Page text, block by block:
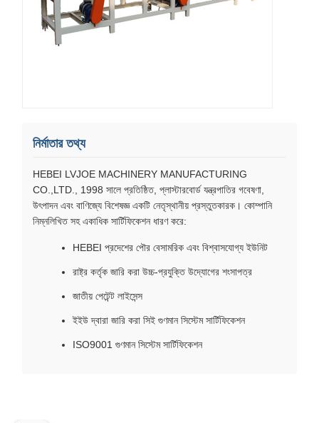
নির্মাতার তথ্য
HEBEI LVJOE MACHINERY MANUFACTURING
CO.,LTD., 1998 সালে প্রতিষ্ঠিত, প্লাস্টারবোর্ড যন্ত্রপাতির গবেষণা,
উৎপাদন এবং বাণিজ্যে বিশেষজ্ঞ একটি নেতৃস্থানীয় প্রস্তুতকারক। কোম্পানি
নিম্নলিখিত সহ একাধিক সার্টিফিকেশন ধারণ করে:
HEBEI প্রদেশের পৌর বেসামরিক এবং বিশ্বাসযোগ্য ইউনিট
রাষ্ট্র কর্তৃক জারি করা উচ্চ-প্রযুক্তি উদ্যোগের শংসাপত্র
জাতীয় পেটেন্ট লাইসেন্স
ইইউ দ্বারা জারি করা সিই গুণমান সিস্টেম সার্টিফিকেশন
ISO9001 গুণমান সিস্টেম সার্টিফিকেশন